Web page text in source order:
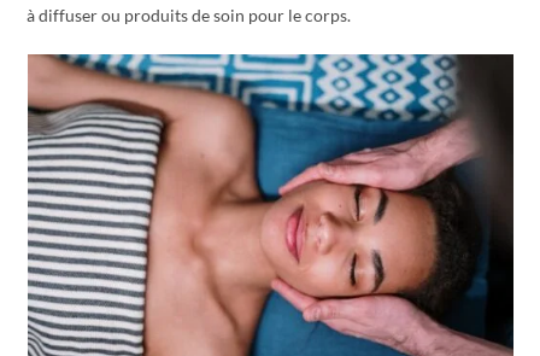
à diffuser ou produits de soin pour le corps.